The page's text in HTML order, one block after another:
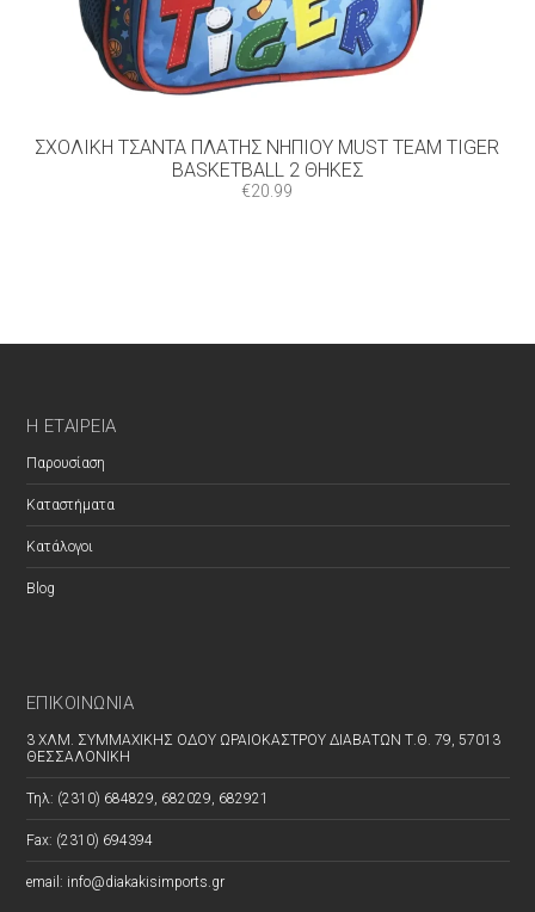
ΣΧΟΛΙΚΉ ΤΣΆΝΤΑ ΠΛΆΤΗΣ ΝΗΠΊΟΥ MUST TEAM TIGER
BASKETBALL 2 ΘΉΚΕΣ
€20.99
Η ΕΤΑΙΡΕΊΑ
Παρουσίαση
Καταστήματα
Κατάλογοι
Blog
ΕΠΙΚΟΙΝΩΝΊΑ
3 ΧΛΜ. ΣΥΜΜΑΧΙΚΗΣ ΟΔΟΥ ΩΡΑΙΟΚΑΣΤΡΟΥ ΔΙΑΒΑΤΩΝ Τ.Θ. 79, 57013
ΘΕΣΣΑΛΟΝΙΚΗ
Τηλ: (2310) 684829, 682029, 682921
Fax: (2310) 694394
email: info@diakakisimports.gr